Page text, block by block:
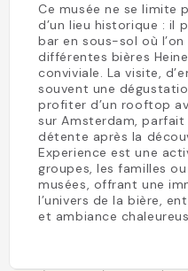
Ce musée ne se limite
d’un lieu historique : il
bar en sous-sol où
différentes bières
conviviale. La visite,
souvent une
profiter d’un rooftop
sur Amsterdam,
détente après la
Experience est une
groupes, les familles
musées, offrant une
l’univers de la bière,
et ambiance